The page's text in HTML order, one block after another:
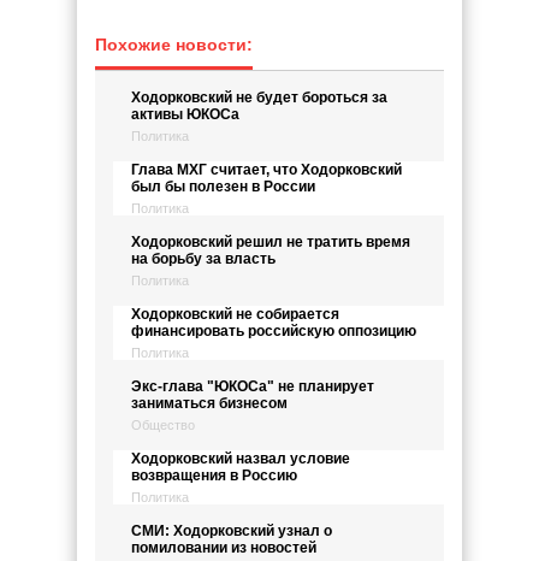
Похожие новости:
Ходорковский не будет бороться за
активы ЮКОСа
Политика
Глава МХГ считает, что Ходорковский
был бы полезен в России
Политика
Ходорковский решил не тратить время
на борьбу за власть
Политика
Ходорковский не собирается
финансировать российскую оппозицию
Политика
Экс-глава "ЮКОСа" не планирует
заниматься бизнесом
Общество
Ходорковский назвал условие
возвращения в Россию
Политика
СМИ: Ходорковский узнал о
помиловании из новостей